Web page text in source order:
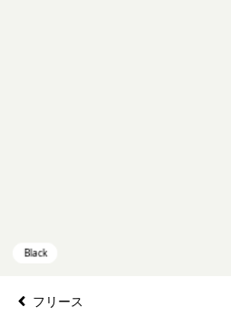
フリース